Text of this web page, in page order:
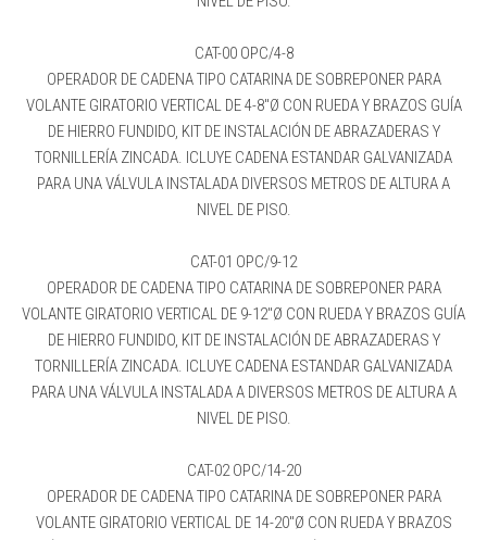
CAT-00 OPC/4-8
OPERADOR DE CADENA TIPO CATARINA DE SOBREPONER PARA
VOLANTE GIRATORIO VERTICAL DE 4-8″Ø CON RUEDA Y BRAZOS GUÍA
DE HIERRO FUNDIDO, KIT DE INSTALACIÓN DE ABRAZADERAS Y
TORNILLERÍA ZINCADA. ICLUYE CADENA ESTANDAR GALVANIZADA
PARA UNA VÁLVULA INSTALADA DIVERSOS METROS DE ALTURA A
NIVEL DE PISO.
CAT-01 OPC/9-12
OPERADOR DE CADENA TIPO CATARINA DE SOBREPONER PARA
VOLANTE GIRATORIO VERTICAL DE 9-12″Ø CON RUEDA Y BRAZOS GUÍA
DE HIERRO FUNDIDO, KIT DE INSTALACIÓN DE ABRAZADERAS Y
TORNILLERÍA ZINCADA. ICLUYE CADENA ESTANDAR GALVANIZADA
PARA UNA VÁLVULA INSTALADA A DIVERSOS METROS DE ALTURA A
NIVEL DE PISO.
CAT-02 OPC/14-20
OPERADOR DE CADENA TIPO CATARINA DE SOBREPONER PARA
VOLANTE GIRATORIO VERTICAL DE 14-20″Ø CON RUEDA Y BRAZOS